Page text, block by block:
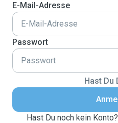
E-Mail-Adresse
Passwort
Hast Du
Hast Du noch kein Konto?